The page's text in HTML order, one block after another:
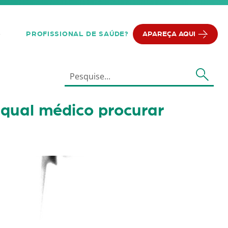
PROFISSIONAL DE SAÚDE? APAREÇA AQUI
médico procurar